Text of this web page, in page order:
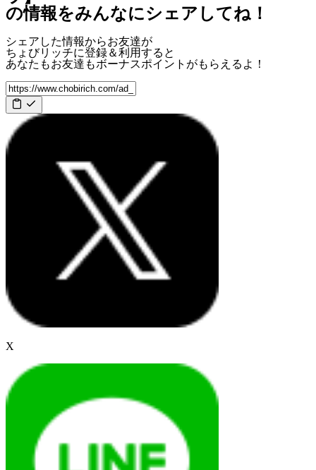
の情報をみんなにシェアしてね！
シェアした情報からお友達が
ちょびリッチに登録＆利用すると
あなたもお友達もボーナスポイント がもらえるよ！
X